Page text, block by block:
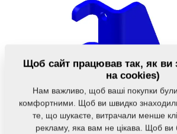
Завантаження
Щоб сайт працював так, як ви
на cookies)
Нам важливо, щоб ваші покупки
комфортними. Щоб ви швидко
те, що шукаєте, витрачали менше
рекламу, яка вам не цікава. Щоб ви